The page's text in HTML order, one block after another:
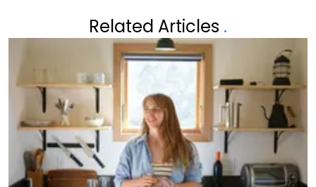
Related Articles .